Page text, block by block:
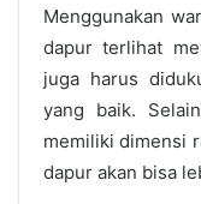
Menggunakan
dapur terlihat
juga harus
yang baik.
memiliki dimensi
dapur akan bisa